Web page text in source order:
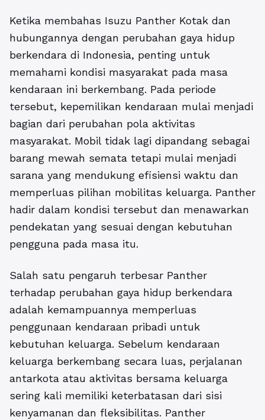
Ketika membahas Isuzu Panther Kotak dan
hubungannya dengan perubahan gaya hidup
berkendara di Indonesia, penting untuk
memahami kondisi masyarakat pada masa
kendaraan ini berkembang. Pada periode
tersebut, kepemilikan kendaraan mulai menjadi
bagian dari perubahan pola aktivitas
masyarakat. Mobil tidak lagi dipandang sebagai
barang mewah semata tetapi mulai menjadi
sarana yang mendukung efisiensi waktu dan
memperluas pilihan mobilitas keluarga. Panther
hadir dalam kondisi tersebut dan menawarkan
pendekatan yang sesuai dengan kebutuhan
pengguna pada masa itu.
Salah satu pengaruh terbesar Panther
terhadap perubahan gaya hidup berkendara
adalah kemampuannya memperluas
penggunaan kendaraan pribadi untuk
kebutuhan keluarga. Sebelum kendaraan
keluarga berkembang secara luas, perjalanan
antarkota atau aktivitas bersama keluarga
sering kali memiliki keterbatasan dari sisi
kenyamanan dan fleksibilitas. Panther